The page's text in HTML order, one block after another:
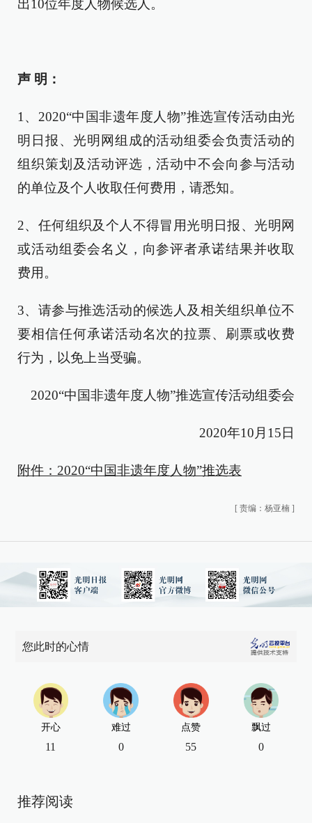
出10位年度人物候选人。
声 明：
1、2020“中国非遗年度人物”推选宣传活动由光
明日报、光明网组成的活动组委会负责活动的
组织策划及活动评选，活动中不会向参与活动
的单位及个人收取任何费用，请悉知。
2、任何组织及个人不得冒用光明日报、光明网
或活动组委会名义，向参评者承诺结果并收取
费用。
3、请参与推选活动的候选人及相关组织单位不
要相信任何承诺活动名次的拉票、刷票或收费
行为，以免上当受骗。
2020“中国非遗年度人物”推选宣传活动组委会
2020年10月15日
附件：2020“中国非遗年度人物”推选表
[ 责编：杨亚楠 ]
您此时的心情
开心
11
难过
0
点赞
55
飘过
0
推荐阅读